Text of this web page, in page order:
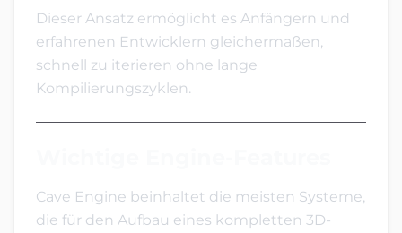
Dieser Ansatz ermöglicht es Anfängern und
erfahrenen Entwicklern gleichermaßen,
schnell zu iterieren ohne lange
Kompilierungszyklen.
Cave Engine beinhaltet die meisten Systeme,
die für den Aufbau eines kompletten 3D-